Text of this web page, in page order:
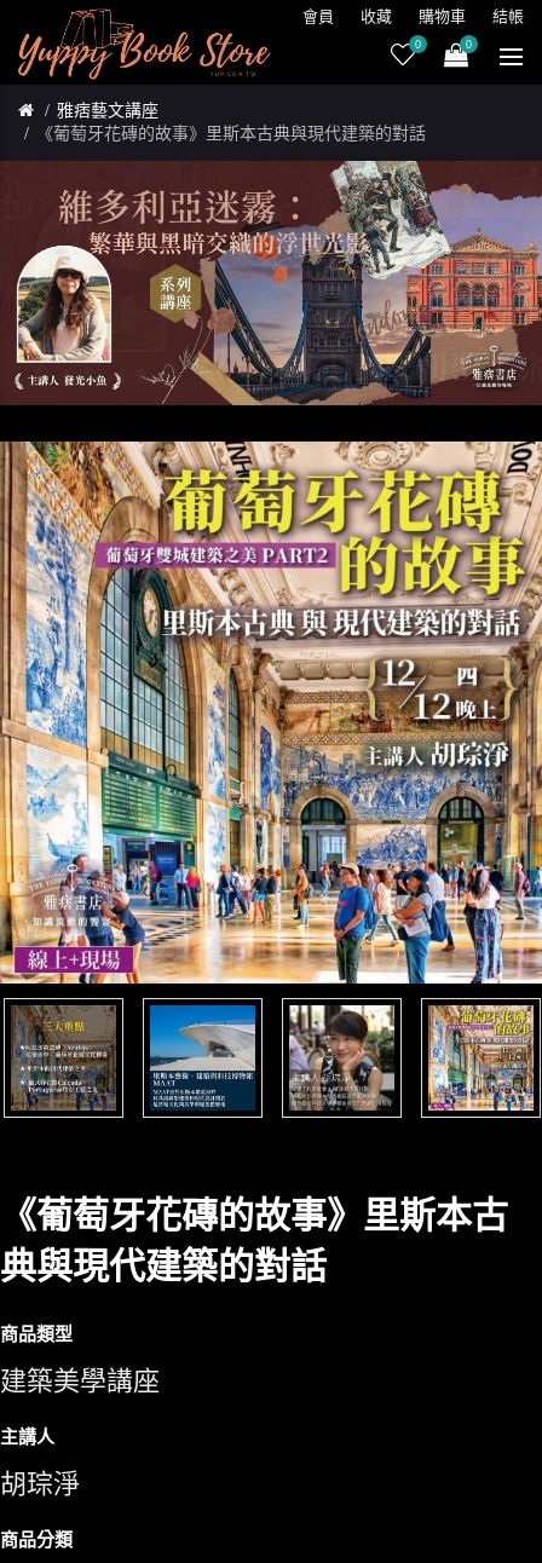
會員 收藏 購物車 結帳
0 0
雅痞藝文講座
《葡萄牙花磚的故事》里斯本古典與現代建築的對話
《葡萄牙花磚的故事》里斯本古
典與現代建築的對話
商品類型
建築美學講座
主講人
胡琮淨
商品分類